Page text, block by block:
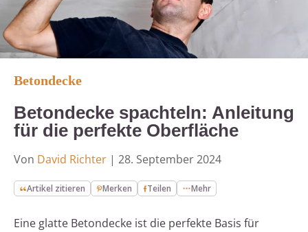
Betondecke
Betondecke spachteln: Anleitung
für die perfekte Oberfläche
Von David Richter | 28. September 2024
Artikel zitieren Merken Teilen Mehr
Eine glatte Betondecke ist die perfekte Basis für